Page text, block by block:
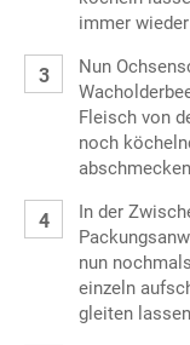
immer
Nun
Fleisch von
noch
In der
nun
einzeln
gleiten